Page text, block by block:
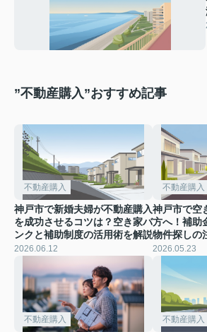
”不動産購入”おすすめ記事
不動産購入
神戸市で新婚夫婦が不動産購入
を成功させるコツは？空き家バ
ンクと補助制度の活用術を解説
2026.06.12
不動産購入
神戸市で空
方へ！補助
物件探しの
2026.05.23
不動産購入 不動産購入